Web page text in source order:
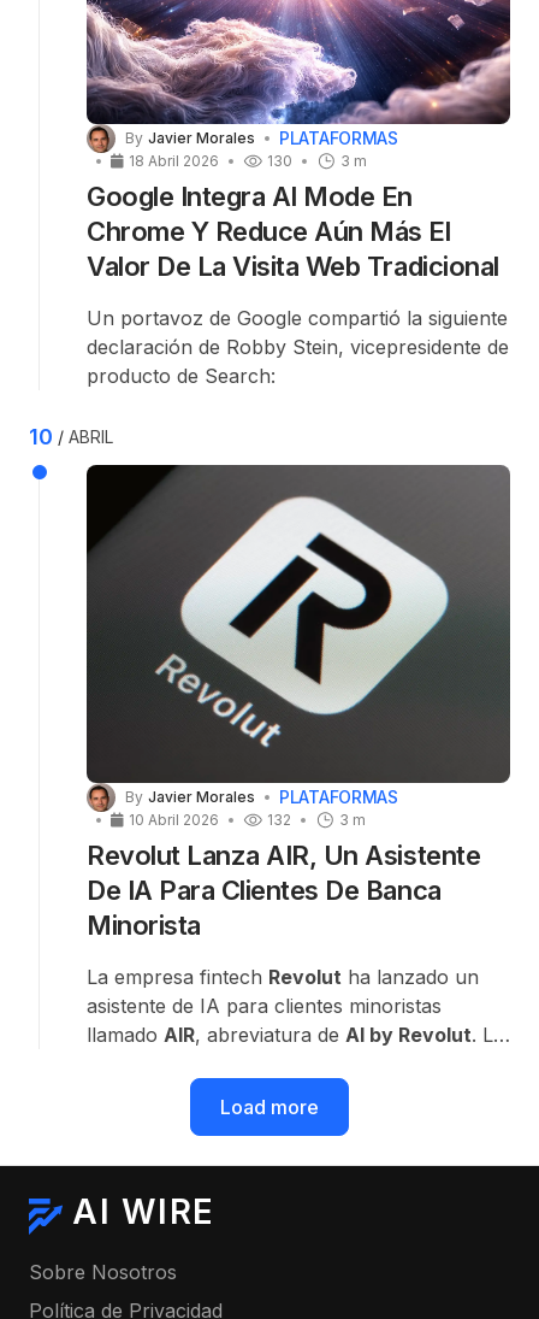
By Javier Morales PLATAFORMAS
3 m
18 Abril 2026 130
Google Integra AI Mode En
Chrome Y Reduce Aún Más El
Valor De La Visita Web Tradicional
Un portavoz de Google compartió la siguiente
declaración de Robby Stein, vicepresidente de
producto de Search:
10 ABRIL
By Javier Morales PLATAFORMAS
3 m
10 Abril 2026 132
Revolut Lanza AIR, Un Asistente
De IA Para Clientes De Banca
Minorista
La empresa fintech Revolut ha lanzado un
asistente de IA para clientes minoristas
llamado AIR, abreviatura de AI by Revolut. La
Reino Unido
, y se espera que pronto llegue
a otros mercados.
Load more
AI WIRE
Sobre Nosotros
Política de Privacidad